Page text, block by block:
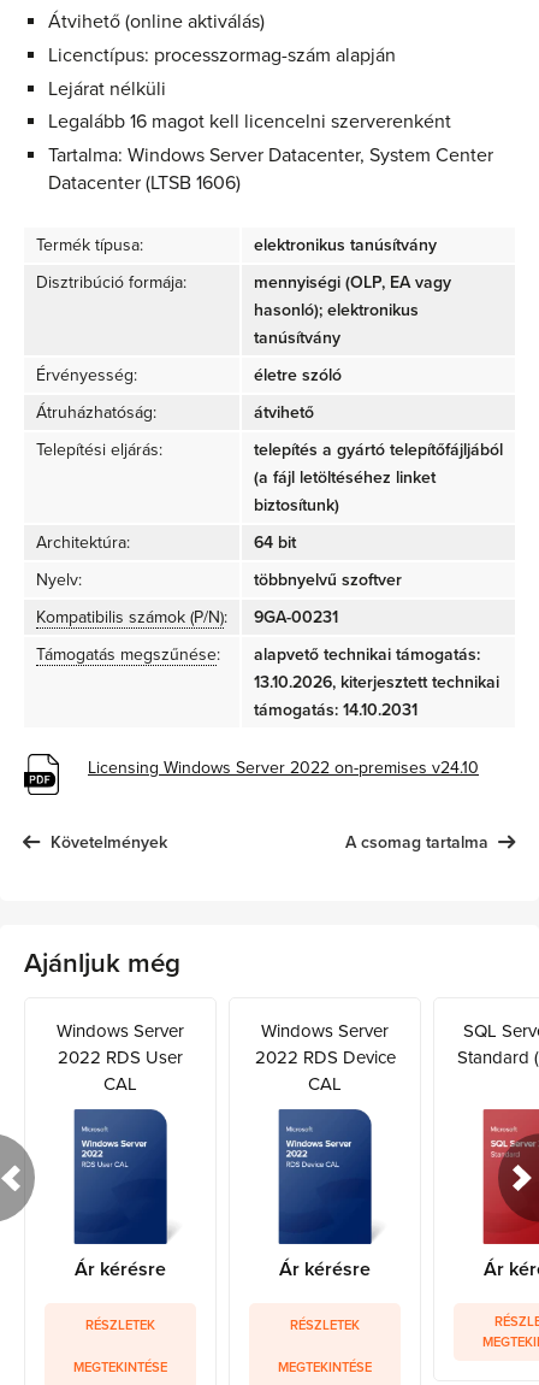
Átvihető (online aktiválás)
Licenctípus: processzormag-szám alapján
Lejárat nélküli
Legalább 16 magot kell licencelni szerverenként
Tartalma: Windows Server Datacenter, System Center
Datacenter (LTSB 1606)
Termék típusa:
elektronikus tanúsítvány
Disztribúció formája:
mennyiségi (OLP, EA vagy
hasonló); elektronikus
tanúsítvány
Érvényesség:
életre szóló
Átruházhatóság:
átvihető
Telepítési eljárás:
telepítés a gyártó telepítőfájljából
(a fájl letöltéséhez linket
biztosítunk)
Architektúra:
64 bit
Nyelv:
többnyelvű szoftver
Kompatibilis számok (P/N):
9GA-00231
Támogatás megszűnése:
alapvető technikai támogatás:
13.10.2026, kiterjesztett technikai
támogatás: 14.10.2031
Licensing Windows Server 2022 on-premises v24.10
Követelmények A csomag tartalma
Ajánljuk még
Windows Server
2022 RDS User
CAL
Ár kérésre
RÉSZLETEK
MEGTEKINTÉSE
Windows Server
2022 RDS Device
CAL
Ár kérésre
RÉSZLETEK
MEGTEKINTÉSE
SQL
Standard
Ár